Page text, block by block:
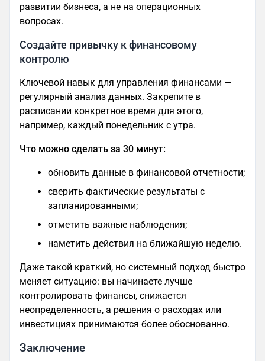
развитии бизнеса, а не на операционных
вопросах.
Создайте привычку к финансовому
контролю
Ключевой навык для управления финансами —
регулярный анализ данных. Закрепите в
расписании конкретное время для этого,
например, каждый понедельник с утра.
Что можно сделать за 30 минут:
обновить данные в финансовой отчетности;
сверить фактические результаты с
запланированными;
отметить важные наблюдения;
наметить действия на ближайшую неделю.
Даже такой краткий, но системный подход быстро
меняет ситуацию: вы начинаете лучше
контролировать финансы, снижается
неопределенность, а решения о расходах или
инвестициях принимаются более обоснованно.
Заключение